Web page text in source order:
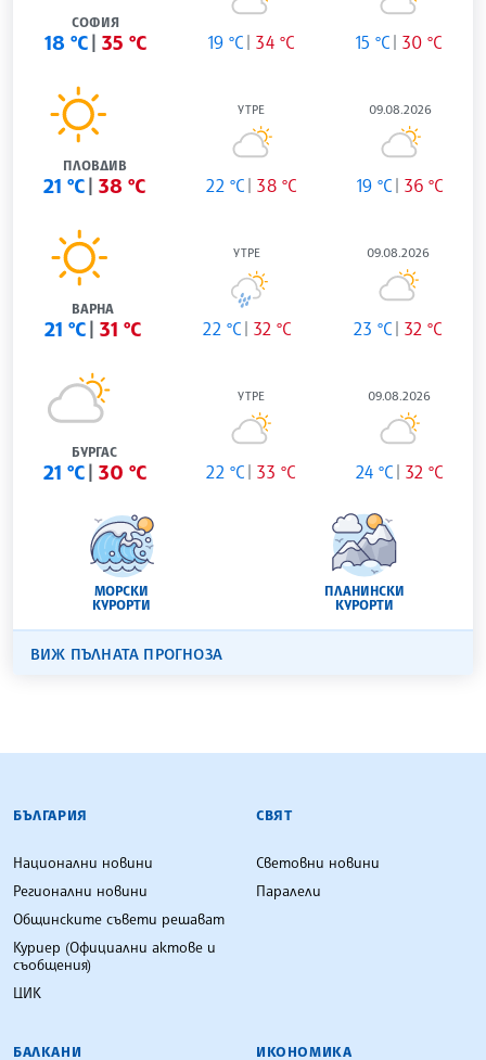
СОФИЯ
18 °C 35 °C 19 °C 34 °C 15 °C 30 °C
ПЛОВДИВ
21 °C 38 °C
УТРЕ
22 °C 38 °C
09.08.2026
19 °C 36 °C
ВАРНА
21 °C 31 °C
УТРЕ
22 °C 32 °C
09.08.2026
23 °C 32 °C
БУРГАС
21 °C 30 °C
УТРЕ
22 °C 33 °C
09.08.2026
24 °C 32 °C
МОРСКИ
КУРОРТИ
ПЛАНИНСКИ
КУРОРТИ
ВИЖ ПЪЛНАТА ПРОГНОЗА
БЪЛГАРСКА ТЕЛЕГРАФНА АГЕНЦИЯ
БЪЛГАРИЯ
Национални новини
Регионални новини
Общинските съвети решават
Куриер (Официални актове и
съобщения)
ЦИК
СВЯТ
Световни новини
Паралели
БАЛКАНИ ИКОНОМИКА